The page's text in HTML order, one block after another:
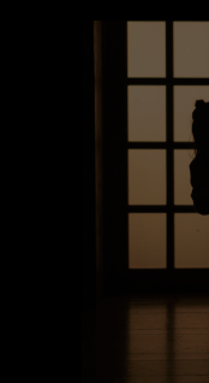
Publics :